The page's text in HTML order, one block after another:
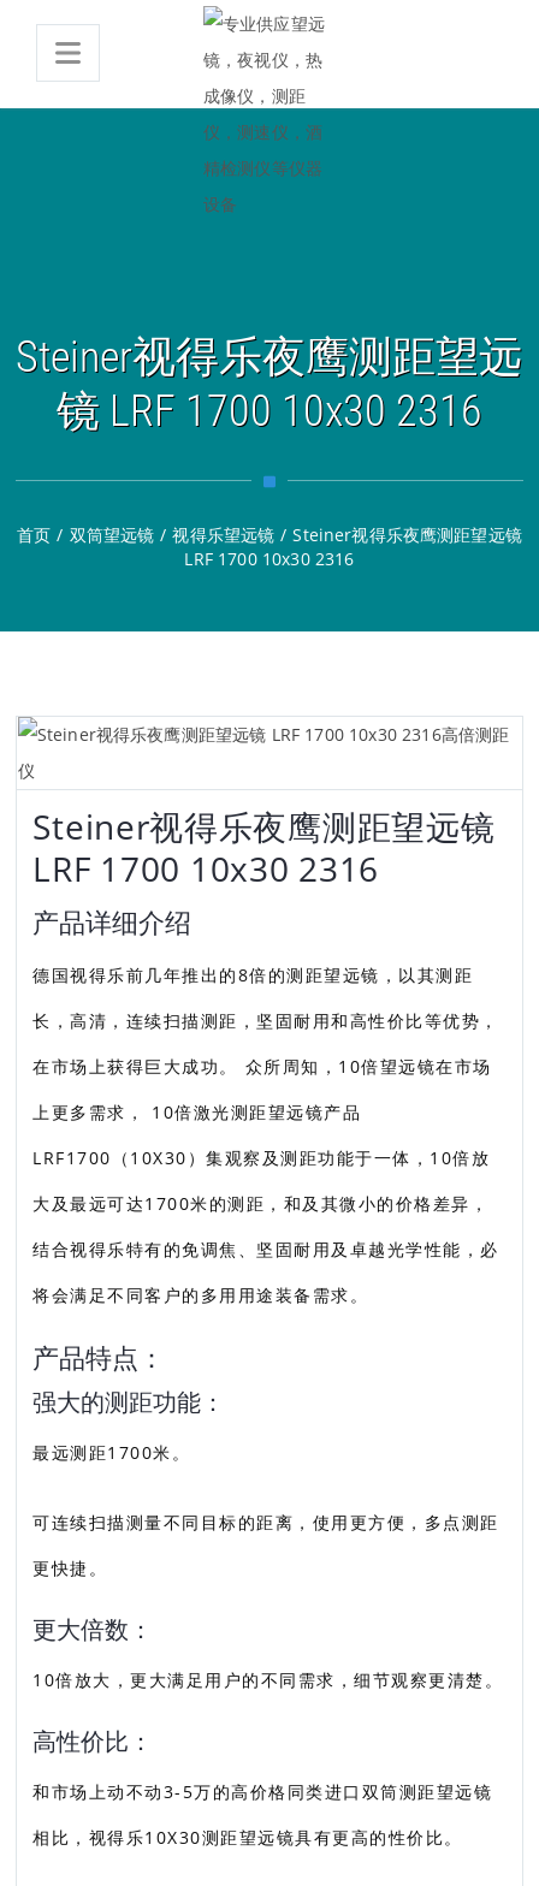
Steiner视得乐夜鹰测距望远
镜 LRF 1700 10x30 2316
首页 / 双筒望远镜 / 视得乐望远镜 / Steiner视得乐夜鹰测距望远镜
LRF 1700 10x30 2316
Steiner视得乐夜鹰测距望远镜
LRF 1700 10x30 2316
产品详细介绍
德国视得乐前几年推出的8倍的测距望远镜，以其测距
长，高清，连续扫描测距，坚固耐用和高性价比等优势，
在市场上获得巨大成功。 众所周知，10倍望远镜在市场
上更多需求， 10倍激光测距望远镜产品
LRF1700（10X30）集观察及测距功能于一体，10倍放
大及最远可达1700米的测距，和及其微小的价格差异，
结合视得乐特有的免调焦、坚固耐用及卓越光学性能，必
将会满足不同客户的多用用途装备需求。
产品特点：
强大的测距功能：
最远测距1700米。
可连续扫描测量不同目标的距离，使用更方便，多点测距
更快捷。
更大倍数：
10倍放大，更大满足用户的不同需求，细节观察更清楚。
高性价比：
和市场上动不动3-5万的高价格同类进口双筒测距望远镜
相比，视得乐10X30测距望远镜具有更高的性价比。